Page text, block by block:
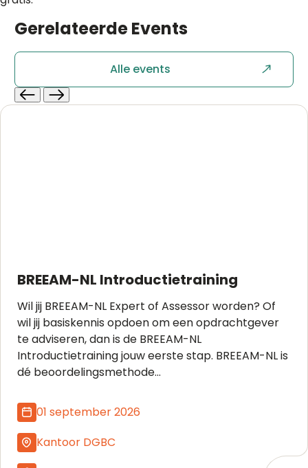
GerelateerdeEvents
Alle events
BREEAM-NL Introductietraining
Wil jij BREEAM-NL Expert of Assessor worden? Of
wil jij basiskennis opdoen om een opdrachtgever
te adviseren, dan is de BREEAM-NL
Introductietraining jouw eerste stap. BREEAM-NL is
dé beoordelingsmethode...
01 september 2026
Kantoor DGBC